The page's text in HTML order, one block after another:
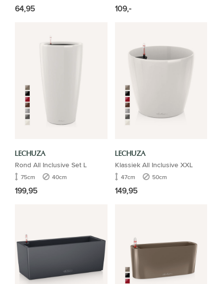
64,95 109,-
LECHUZA
Rond All Inclusive Set L
75cm 40cm
199,95
LECHUZA
Klassiek All Inclusive XXL
47cm 50cm
149,95